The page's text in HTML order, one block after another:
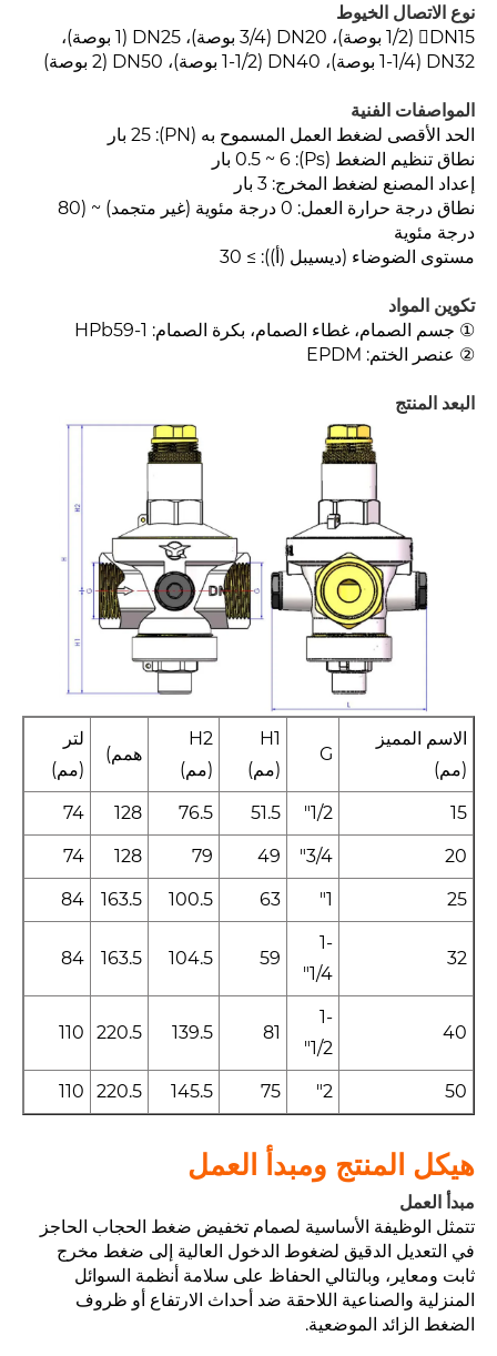
نوع الاتصال الخيوط
DN15 (1/2 بوصة)، DN20 (3/4 بوصة)، DN25 (1 بوصة)،
DN32 (1-1/4 بوصة)، DN40 (1-1/2 بوصة)، DN50 (2 بوصة)
المواصفات الفنية
الحد الأقصى لضغط العمل المسموح به (PN): 25 بار
نطاق تنظيم الضغط (Ps): 0.5 ~ 6 بار
إعداد المصنع لضغط المخرج: 3 بار
نطاق درجة حرارة العمل: 0 درجة مئوية (غير متجمد) ~ (80
درجة مئوية
مستوى الضوضاء (ديسيبل (أ)): ≥ 30
تكوين المواد
① جسم الصمام، غطاء الصمام، بكرة الصمام: HPb59-1
② عنصر الختم: EPDM
البعد المنتج
الاسم المميز
(مم)
G
H1
(مم)
H2
(مم)
همم)
لتر
(مم)
15
1/2"
51.5
76.5
128
74
20
3/4"
49
79
128
74
25
1"
63
100.5
163.5
84
32
1-
1/4"
59
104.5
163.5
84
40
1-
1/2"
81
139.5
220.5
110
50
2"
75
145.5
220.5
110
هيكل المنتج ومبدأ العمل
مبدأ العمل
تتمثل الوظيفة الأساسية لصمام تخفيض ضغط الحجاب الحاجز
في التعديل الدقيق لضغوط الدخول العالية إلى ضغط مخرج
ثابت ومعاير، وبالتالي الحفاظ على سلامة أنظمة السوائل
المنزلية والصناعية اللاحقة ضد أحداث الارتفاع أو ظروف
الضغط الزائد الموضعية.